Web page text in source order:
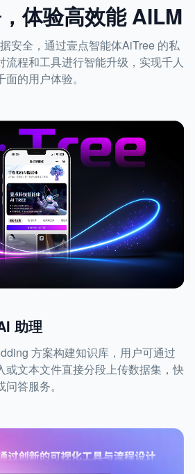
体验高效能 AILM
安全，通过壹点智能体AiTree 的私
流程和工具进行智能升级，实现千人
面的用户体验。
助理
方案构建知识库，用户可通过
或文本文件直接分段上传数据集，快
答服务。